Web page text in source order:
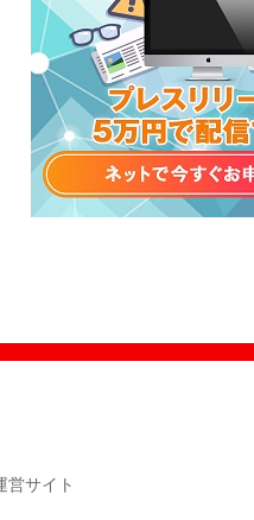
営サイト